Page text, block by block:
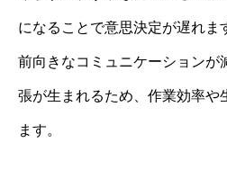
になることで意思決定が遅れま
前向きなコミュニケーションが
張が生まれるため、作業効率や
ます。